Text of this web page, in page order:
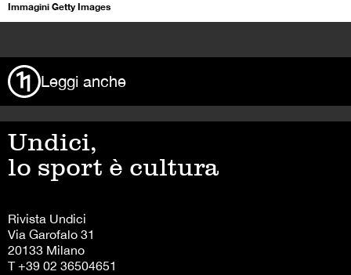
Immagini Getty Images
Leggi anche
Undici,
lo sport è cultura
Rivista Undici
Via Garofalo 31
20133 Milano
T +39 02 36504651